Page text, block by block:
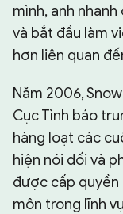
mình, anh
và bắt đầu làm
hơn liên quan
Năm 2006,
Cục Tình báo
hàng loạt các
hiện nói dối và
được cấp
môn trong lĩnh